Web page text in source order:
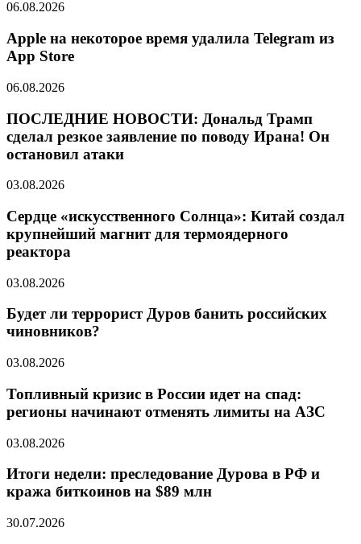
06.08.2026
Apple на некоторое время удалила Telegram из
App Store
06.08.2026
ПОСЛЕДНИЕ НОВОСТИ: Дональд Трамп
сделал резкое заявление по поводу Ирана! Он
остановил атаки
03.08.2026
Сердце «искусственного Солнца»: Китай создал
крупнейший магнит для термоядерного
реактора
03.08.2026
Будет ли террорист Дуров банить российских
чиновников?
03.08.2026
Топливный кризис в России идет на спад:
регионы начинают отменять лимиты на АЗС
03.08.2026
Итоги недели: преследование Дурова в РФ и
кража биткоинов на $89 млн
30.07.2026